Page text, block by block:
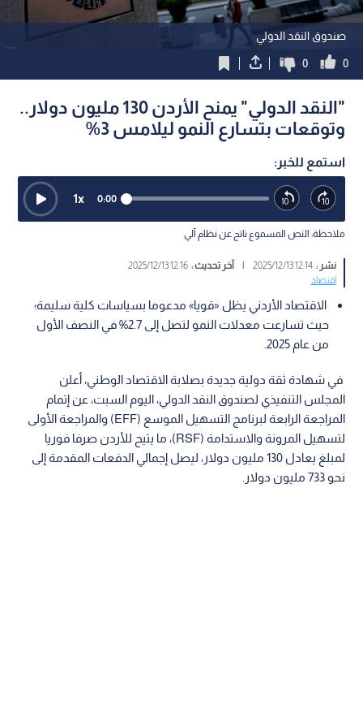
صندوق النقد الدولي
0
0
"النقد الدولي" يمنح الأردن 130 مليون دولار..
وتوقعات بتسارع النمو ليلامس 3%
استمع للخبر:
0:00
1x
ملاحظة: النص المسموع ناتج عن نظام آلي
نشر :12:14 2025/12/13
| آخر تحديث :12:16 2025/12/13
اقتصاد
الاقتصاد الأردني يظل «قويا» مدعوما بسياسات كلية سليمة؛
حيث تسارعت معدلات النمو لتصل إلى 2.7% في النصف الأول
من عام 2025.
في شهادة ثقة دولية جديدة بصلابة الاقتصاد الوطني، أعلن
المجلس التنفيذي لصندوق النقد الدولي، اليوم السبت، عن إتمام
المراجعة الرابعة لبرنامج التسهيل الموسع (EFF) والمراجعة الأولى
لتسهيل المرونة والاستدامة (RSF)، ما يتيح للأردن صرفا فوريا
لمبلغ يعادل 130 مليون دولار، ليصل إجمالي الدفعات المقدمة إلى
نحو 733 مليون دولار.